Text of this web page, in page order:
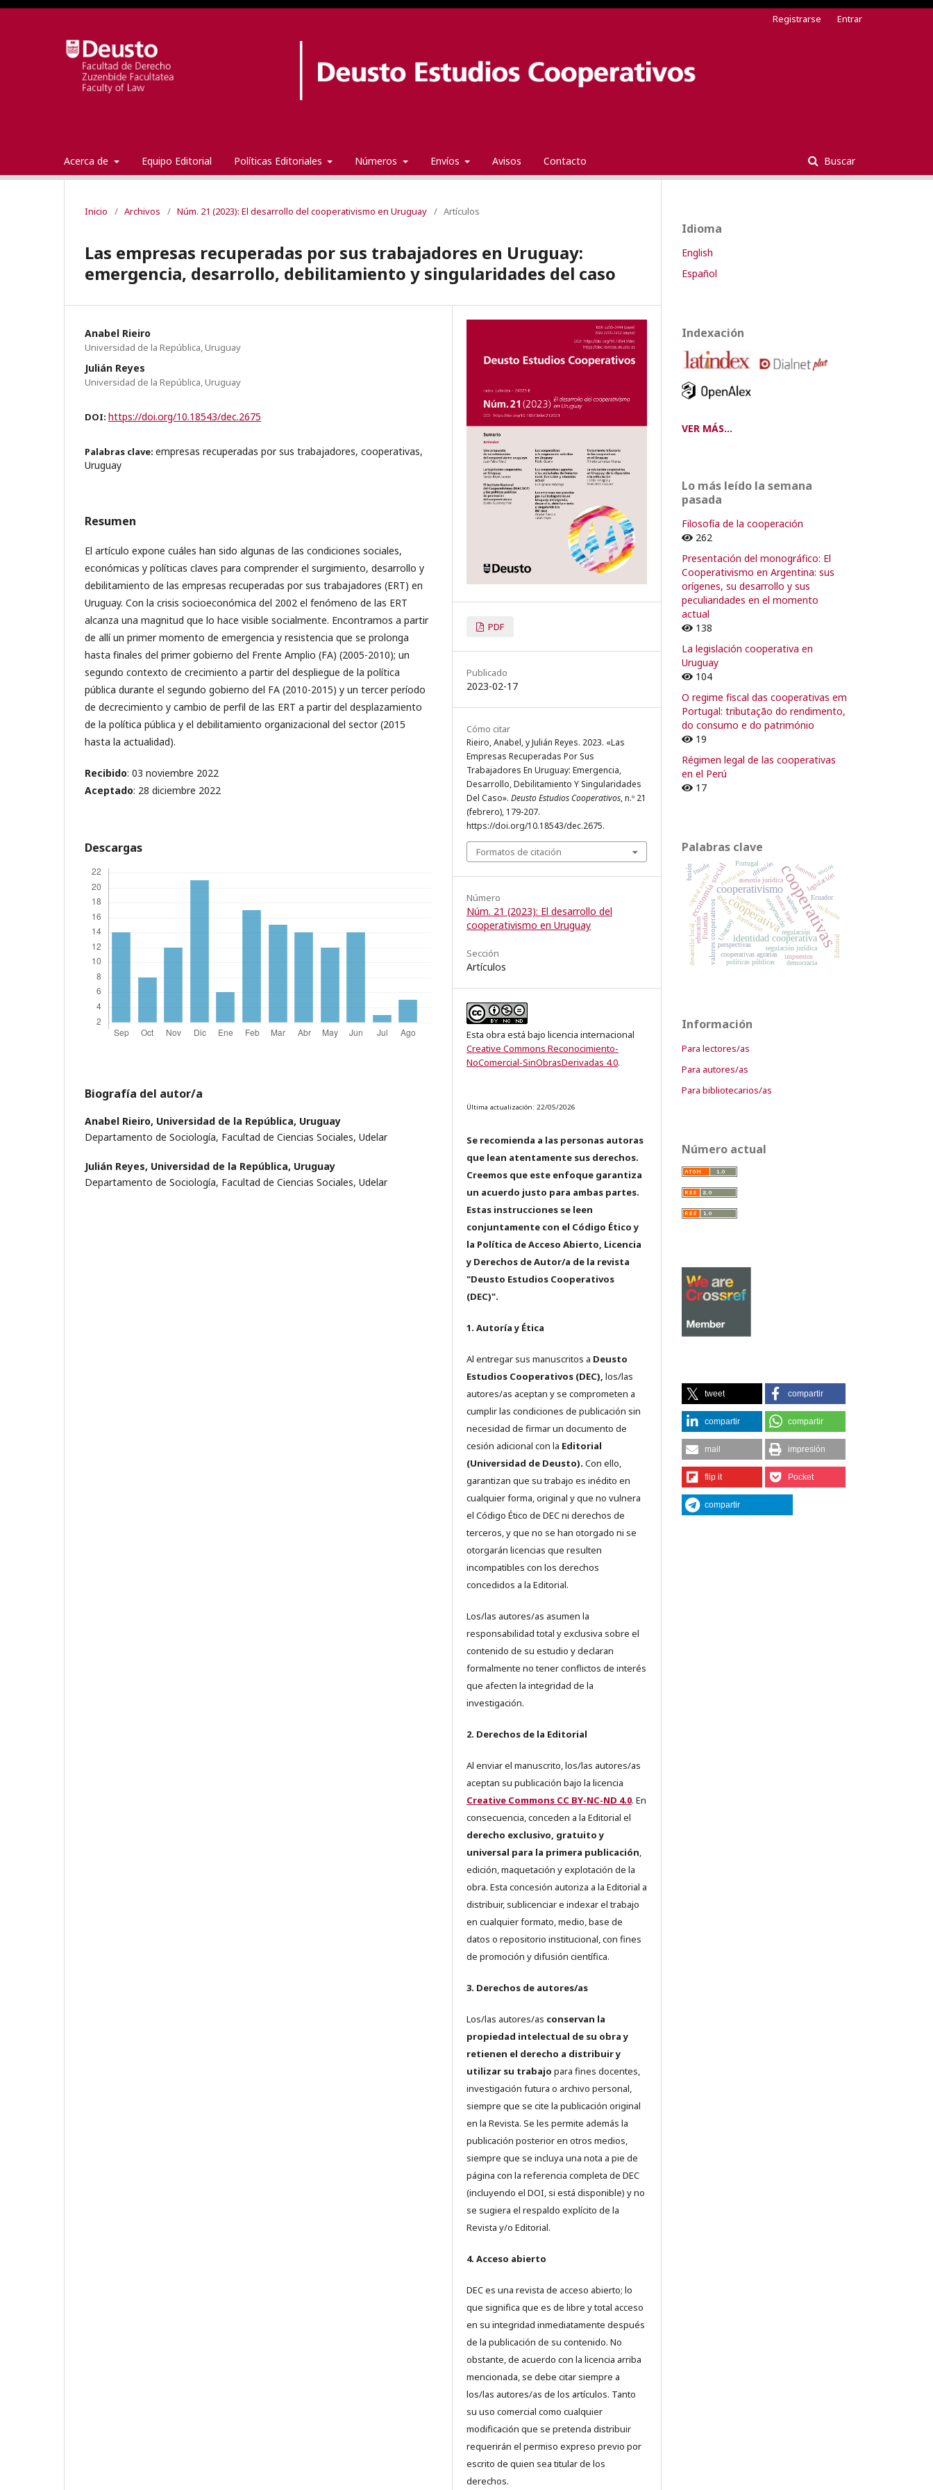
Acerca de Equipo Editorial Políticas Editoriales Números Envíos Avisos Contacto Buscar
Registrarse Entrar
Inicio / Archivos / Núm. 21 (2023): El desarrollo del cooperativismo en Uruguay / Artículos
Las empresas recuperadas por sus trabajadores en Uruguay:
emergencia, desarrollo, debilitamiento y singularidades del caso
Anabel Rieiro
Universidad de la República, Uruguay
Julián Reyes
Universidad de la República, Uruguay
DOI: https://doi.org/10.18543/dec.2675
Palabras clave: empresas recuperadas por sus trabajadores, cooperativas,
Uruguay
Resumen
El artículo expone cuáles han sido algunas de las condiciones sociales,
económicas y políticas claves para comprender el surgimiento, desarrollo y
debilitamiento de las empresas recuperadas por sus trabajadores (ERT) en
Uruguay. Con la crisis socioeconómica del 2002 el fenómeno de las ERT
alcanza una magnitud que lo hace visible socialmente. Encontramos a partir
de allí un primer momento de emergencia y resistencia que se prolonga
hasta finales del primer gobierno del Frente Amplio (FA) (2005-2010); un
segundo contexto de crecimiento a partir del despliegue de la política
pública durante el segundo gobierno del FA (2010-2015) y un tercer período
de decrecimiento y cambio de perfil de las ERT a partir del desplazamiento
de la política pública y el debilitamiento organizacional del sector (2015
hasta la actualidad).
Recibido: 03 noviembre 2022
Aceptado: 28 diciembre 2022
Descargas
Biografía del autor/a
Anabel Rieiro, Universidad de la República, Uruguay
Departamento de Sociología, Facultad de Ciencias Sociales, Udelar
Julián Reyes, Universidad de la República, Uruguay
Departamento de Sociología, Facultad de Ciencias Sociales, Udelar
PDF
Publicado
2023-02-17
Cómo citar
Rieiro, Anabel, y Julián Reyes. 2023. «Las
Empresas Recuperadas Por Sus
Trabajadores En Uruguay: Emergencia,
Desarrollo, Debilitamiento Y Singularidades
Del Caso». Deusto Estudios Cooperativos, n.º 21
(febrero), 179-207.
https://doi.org/10.18543/dec.2675.
Formatos de citación
Número
Núm. 21 (2023): El desarrollo del
cooperativismo en Uruguay
Sección
Artículos
Esta obra está bajo licencia internacional
Creative Commons Reconocimiento-
NoComercial-SinObrasDerivadas 4.0.
Última actualización: 22/05/2026
Se recomienda a las personas autoras
que lean atentamente sus derechos.
Creemos que este enfoque garantiza
un acuerdo justo para ambas partes.
Estas instrucciones se leen
conjuntamente con el Código Ético y
la Política de Acceso Abierto, Licencia
y Derechos de Autor/a de la revista
"Deusto Estudios Cooperativos
(DEC)".
1. Autoría y Ética
Al entregar sus manuscritos a Deusto
Estudios Cooperativos (DEC), los/las
autores/as aceptan y se comprometen a
cumplir las condiciones de publicación sin
necesidad de firmar un documento de
cesión adicional con la Editorial
(Universidad de Deusto). Con ello,
garantizan que su trabajo es inédito en
cualquier forma, original y que no vulnera
el Código Ético de DEC ni derechos de
terceros, y que no se han otorgado ni se
otorgarán licencias que resulten
incompatibles con los derechos
concedidos a la Editorial.
Los/las autores/as asumen la
responsabilidad total y exclusiva sobre el
contenido de su estudio y declaran
formalmente no tener conflictos de interés
que afecten la integridad de la
investigación.
2. Derechos de la Editorial
Al enviar el manuscrito, los/las autores/as
aceptan su publicación bajo la licencia
Creative Commons CC BY-NC-ND 4.0. En
consecuencia, conceden a la Editorial el
derecho exclusivo, gratuito y
universal para la primera publicación,
edición, maquetación y explotación de la
obra. Esta concesión autoriza a la Editorial a
distribuir, sublicenciar e indexar el trabajo
en cualquier formato, medio, base de
datos o repositorio institucional, con fines
de promoción y difusión científica.
3. Derechos de autores/as
Los/las autores/as conservan la
propiedad intelectual de su obra y
retienen el derecho a distribuir y
utilizar su trabajo para fines docentes,
investigación futura o archivo personal,
siempre que se cite la publicación original
en la Revista. Se les permite además la
publicación posterior en otros medios,
siempre que se incluya una nota a pie de
página con la referencia completa de DEC
(incluyendo el DOI, si está disponible) y no
se sugiera el respaldo explícito de la
Revista y/o Editorial.
4. Acceso abierto
DEC es una revista de acceso abierto; lo
que significa que es de libre y total acceso
en su integridad inmediatamente después
de la publicación de su contenido. No
obstante, de acuerdo con la licencia arriba
mencionada, se debe citar siempre a
los/las autores/as de los artículos. Tanto
su uso comercial como cualquier
modificación que se pretenda distribuir
requerirán el permiso expreso previo por
escrito de quien sea titular de los
derechos.
Idioma
English
Español
Indexación
VER MÁS...
Lo más leído la semana
pasada
Filosofía de la cooperación
262
Presentación del monográfico: El
Cooperativismo en Argentina: sus
orígenes, su desarrollo y sus
peculiaridades en el momento
actual
138
La legislación cooperativa en
Uruguay
104
O regime fiscal das cooperativas em
Portugal: tributação do rendimento,
do consumo e do património
19
Régimen legal de las cooperativas
en el Perú
17
Palabras clave
cooperativas
cooperativa
cooperativismo
identidad cooperativa
economía social
género
valores cooperativos cooperación
legislación
formación
valores
Uruguay
Finlandia
supervisión
perspectivas
regulación
marco legal
capital social Ecuador
regulación jurídica
fomento
evolución
cooperativas agrarias
políticas públicas
asesoría jurídica
inclusión
difusión
Portugal
impuestos Editorial
fraude
democracia
educación
desarrollo local
fusión socios
Información
Para lectores/as
Para autores/as
Para bibliotecarios/as
Número actual
tweet compartir
compartir compartir
mail impresión
flip it Pocket
compartir